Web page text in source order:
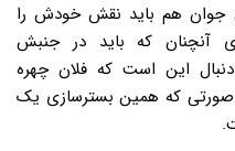
جوان هم باید نقش خودش را
آنچنان که باید در جنبش
این است که فلان چهره
صورتی که همین بسترسازی یک